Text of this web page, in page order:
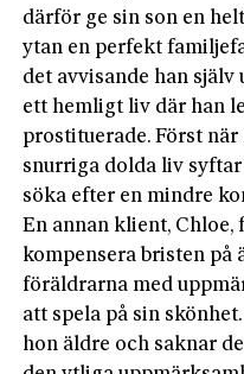
därför ge sin son en
ytan en perfekt
det avvisande han själv
ett hemligt liv där han
prostituerade. Först
snurriga dolda liv
söka efter en mindre
En annan klient, Chloe,
kompensera bristen på
föräldrarna med
att spela på sin
hon äldre och saknar